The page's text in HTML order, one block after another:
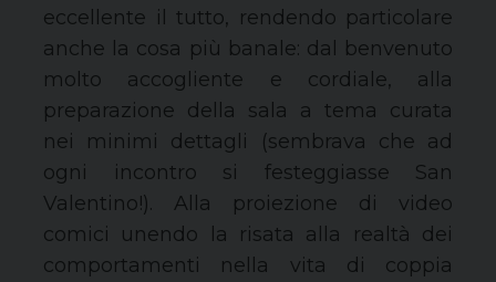
eccellente il tutto, rendendo particolare
anche la cosa più banale: dal benvenuto
molto accogliente e cordiale, alla
preparazione della sala a tema curata
nei minimi dettagli (sembrava che ad
ogni incontro si festeggiasse San
Valentino!). Alla proiezione di video
comici unendo la risata alla realtà dei
comportamenti nella vita di coppia